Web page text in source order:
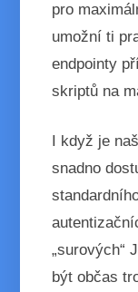
pro
umožní ti
endpointy
skriptů na
I když je
snadno
„surových“
být občas